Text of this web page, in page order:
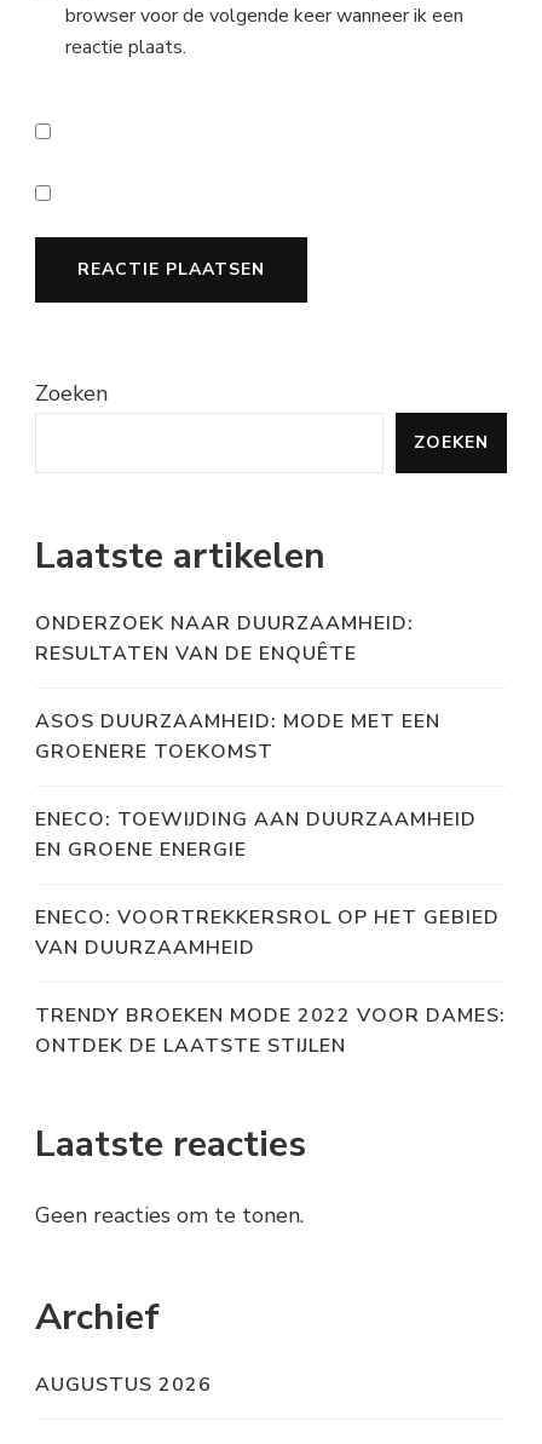
browser voor de volgende keer wanneer ik een
reactie plaats.
Zoeken
ZOEKEN
Laatste artikelen
ONDERZOEK NAAR DUURZAAMHEID:
RESULTATEN VAN DE ENQUÊTE
ASOS DUURZAAMHEID: MODE MET EEN
GROENERE TOEKOMST
ENECO: TOEWIJDING AAN DUURZAAMHEID
EN GROENE ENERGIE
ENECO: VOORTREKKERSROL OP HET GEBIED
VAN DUURZAAMHEID
TRENDY BROEKEN MODE 2022 VOOR DAMES:
ONTDEK DE LAATSTE STIJLEN
Laatste reacties
Geen reacties om te tonen.
Archief
AUGUSTUS 2026